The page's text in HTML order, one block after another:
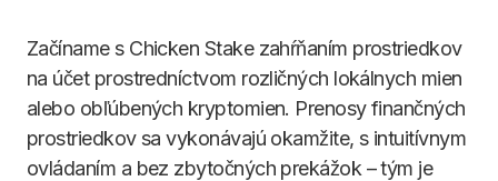
Začíname s Chicken Stake zahŕňaním prostriedkov
na účet prostredníctvom rozličných lokálnych mien
alebo obľúbených kryptomien. Prenosy finančných
prostriedkov sa vykonávajú okamžite, s intuitívnym
ovládaním a bez zbytočných prekážok – tým je